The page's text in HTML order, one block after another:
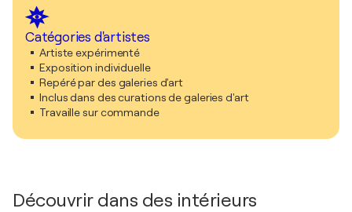
Catégories d'artistes
Artiste expérimenté
Exposition individuelle
Repéré par des galeries d'art
Inclus dans des curations de galeries d'art
Travaille sur commande
Découvrir dans des intérieurs